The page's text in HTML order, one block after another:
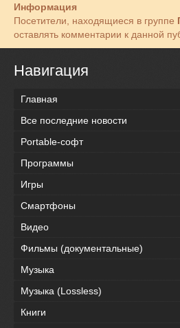
Информация
Посетители, находящиеся в группе
оставлять комментарии к данной
Навигация
Главная
Все последние новости
Portable-софт
Программы
Игры
Смартфоны
Видео
Фильмы (документальные)
Музыка
Музыка (Lossless)
Книги